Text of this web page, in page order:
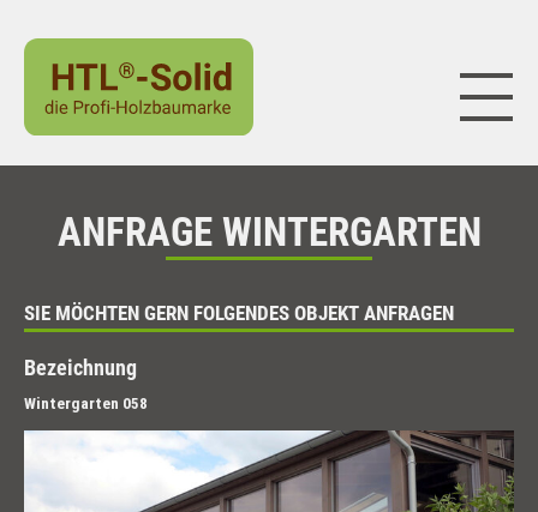
ANFRAGE WINTERGARTEN
SIE MÖCHTEN GERN FOLGENDES OBJEKT ANFRAGEN
Bezeichnung
Wintergarten 058